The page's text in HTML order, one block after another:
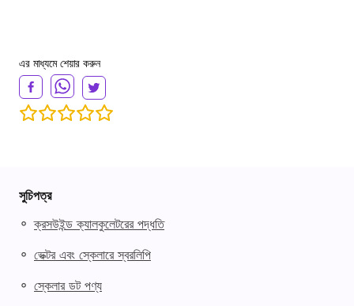
এর মাধ্যমে শেয়ার করুন
সুচিপত্র
◦ ক্রসউইন্ড ক্যালকুলেটরের পদ্ধতি
◦ ভেক্টর এবং স্কেলারে স্বরলিপি
◦ স্কেলার ডট পণ্য